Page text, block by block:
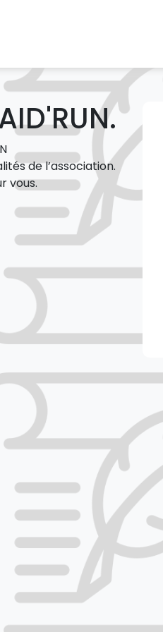
de l’association.
vous.